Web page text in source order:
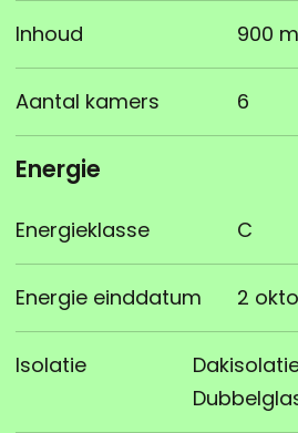
Inhoud 900 m
Aantal kamers 6
Energie
Energieklasse C
Energie einddatum 2
Isolatie